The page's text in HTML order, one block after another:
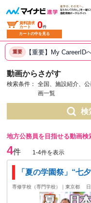
資料請求
カート
0件
カートの中を見る
重要 【重要】My CareerID
動画からさがす
検索条件：
全国、施設紹介、
画一覧
検
地方公務員を目指せる動画検
4件 1-4件を表示
「夏の学園祭」“七
専修学校（専門学校）｜東京都